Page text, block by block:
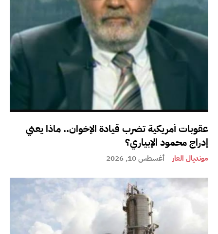
عقوبات أمريكية تضرب قيادة الإخوان.. ماذا يعني
إدراج محمود الإبياري؟
مونديال العار أغسطس 10, 2026